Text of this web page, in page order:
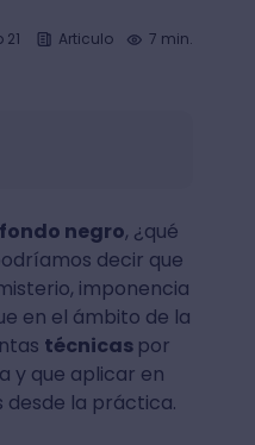
21 Articulo 7 min.
negro, ¿qué
decir que
imponencia
en el ámbito de la
técnicas por
y que aplicar en
la práctica.